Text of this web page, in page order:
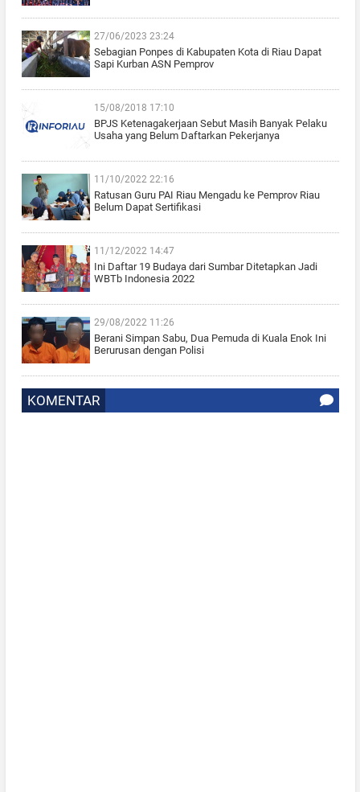
27/06/2023 23:24
Sebagian Ponpes di Kabupaten Kota di Riau Dapat
Sapi Kurban ASN Pemprov
15/08/2018 17:10
BPJS Ketenagakerjaan Sebut Masih Banyak Pelaku
Usaha yang Belum Daftarkan Pekerjanya
11/10/2022 22:16
Ratusan Guru PAI Riau Mengadu ke Pemprov Riau
Belum Dapat Sertifikasi
11/12/2022 14:47
Ini Daftar 19 Budaya dari Sumbar Ditetapkan Jadi
WBTb Indonesia 2022
29/08/2022 11:26
Berani Simpan Sabu, Dua Pemuda di Kuala Enok Ini
Berurusan dengan Polisi
KOMENTAR